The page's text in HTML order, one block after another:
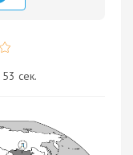
53 сек.